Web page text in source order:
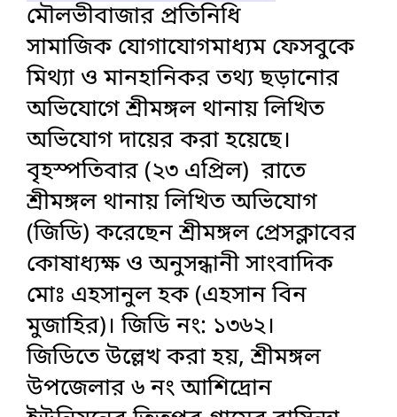
মৌলভীবাজার প্রতিনিধি
সামাজিক যোগাযোগমাধ্যম ফেসবুকে
মিথ্যা ও মানহানিকর তথ্য ছড়ানোর
অভিযোগে শ্রীমঙ্গল থানায় লিখিত
অভিযোগ দায়ের করা হয়েছে।
বৃহস্পতিবার (২৩ এপ্রিল) রাতে
শ্রীমঙ্গল থানায় লিখিত অভিযোগ
(জিডি) করেছেন শ্রীমঙ্গল প্রেসক্লাবের
কোষাধ্যক্ষ ও অনুসন্ধানী সাংবাদিক
মোঃ এহসানুল হক (এহসান বিন
মুজাহির)। জিডি নং: ১৩৬২।
জিডিতে উল্লেখ করা হয়, শ্রীমঙ্গল
উপজেলার ৬ নং আশিদ্রোন